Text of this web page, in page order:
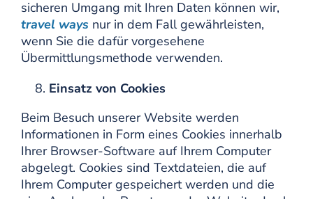
sicheren Umgang mit Ihren Daten können wir,
travel ways nur in dem Fall gewährleisten,
wenn Sie die dafür vorgesehene
Übermittlungsmethode verwenden.
Einsatz von Cookies
Beim Besuch unserer Website werden
Informationen in Form eines Cookies innerhalb
Ihrer Browser-Software auf Ihrem Computer
abgelegt. Cookies sind Textdateien, die auf
Ihrem Computer gespeichert werden und die